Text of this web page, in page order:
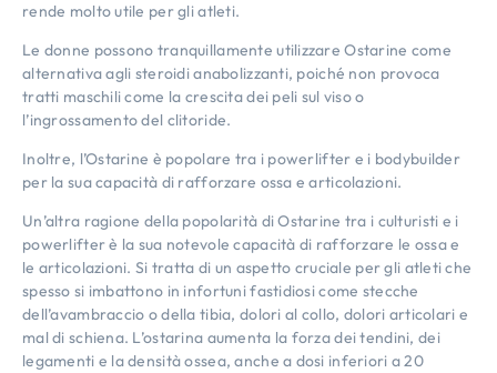
rende molto utile per gli atleti.
Le donne possono tranquillamente utilizzare Ostarine come
alternativa agli steroidi anabolizzanti, poiché non provoca
tratti maschili come la crescita dei peli sul viso o
l’ingrossamento del clitoride.
Inoltre, l’Ostarine è popolare tra i powerlifter e i bodybuilder
per la sua capacità di rafforzare ossa e articolazioni.
Un’altra ragione della popolarità di Ostarine tra i culturisti e i
powerlifter è la sua notevole capacità di rafforzare le ossa e
le articolazioni. Si tratta di un aspetto cruciale per gli atleti che
spesso si imbattono in infortuni fastidiosi come stecche
dell’avambraccio o della tibia, dolori al collo, dolori articolari e
mal di schiena. L’ostarina aumenta la forza dei tendini, dei
legamenti e la densità ossea, anche a dosi inferiori a 20